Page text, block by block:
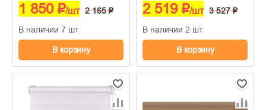
1 850 ₽/шт 2 165 ₽
В наличии 7 шт
В корзину
2 519 ₽/шт 3 527 ₽
В наличии 2 шт
В корзину